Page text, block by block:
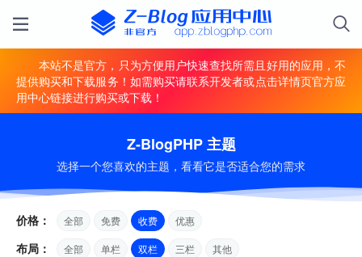
本站不是官方，只为方便用户快速查找所需且好用的应用，不
提供购买和下载服务！如需购买请联系开发者或点击详情页官方应
用中心链接进行购买或下载！
Z-BlogPHP 主题
选择一个您喜欢的主题，看看它是否适合您的需求
价格： 全部 免费 收费 优惠
布局： 全部 单栏 双栏 三栏 其他